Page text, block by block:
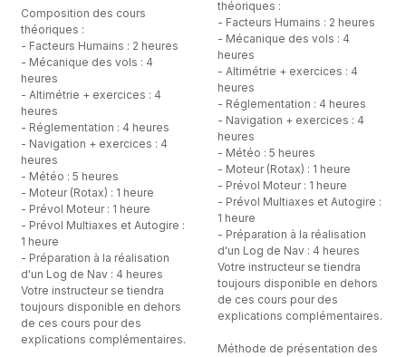
Composition des cours
théoriques :
- Facteurs Humains : 2 heures
- Mécanique des vols : 4
heures
- Altimétrie + exercices : 4
heures
- Réglementation : 4 heures
- Navigation + exercices : 4
heures
- Météo : 5 heures
- Moteur (Rotax) : 1 heure
- Prévol Moteur : 1 heure
- Prévol Multiaxes et Autogire :
1 heure
- Préparation à la réalisation
d'un Log de Nav : 4 heures
Votre instructeur se tiendra
toujours disponible en dehors
de ces cours pour des
explications complémentaires.
théoriques :
- Facteurs Humains : 2 heures
- Mécanique des vols : 4
heures
- Altimétrie + exercices : 4
heures
- Réglementation : 4 heures
- Navigation + exercices : 4
heures
- Météo : 5 heures
- Moteur (Rotax) : 1 heure
- Prévol Moteur : 1 heure
- Prévol Multiaxes et Autogire :
1 heure
- Préparation à la réalisation
d'un Log de Nav : 4 heures
Votre instructeur se tiendra
toujours disponible en dehors
de ces cours pour des
explications complémentaires.
Méthode de présentation des